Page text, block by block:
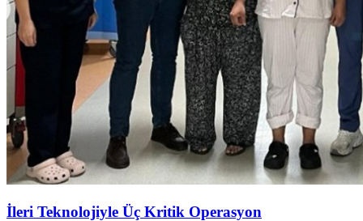
İleri Teknolojiyle Üç Kritik Operasyon